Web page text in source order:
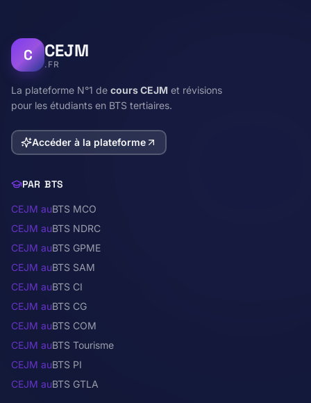
C CEJM
.FR
La plateforme N°1 de cours CEJM et révisions
pour les étudiants en BTS tertiaires.
Accéder à la plateforme
PAR BTS
CEJM auBTS MCO
CEJM auBTS NDRC
CEJM auBTS GPME
CEJM auBTS SAM
CEJM auBTS CI
CEJM auBTS CG
CEJM auBTS COM
CEJM auBTS Tourisme
CEJM auBTS PI
CEJM auBTS GTLA